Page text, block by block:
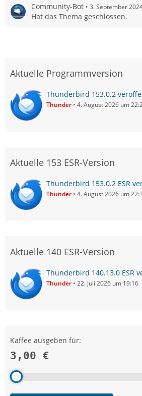
Community-Bot 3. September
Hat das Thema geschlossen.
Aktuelle Programmversion
Thunderbird 153.0.2
Thunder 4. August 2026 um
Aktuelle 153 ESR-Version
Thunderbird 153.0.2 ESR
Thunder 4. August 2026 um
Aktuelle 140 ESR-Version
Thunderbird 140.13.0 ESR
Thunder 22. Juli 2026 um 19:16
Kaffee ausgeben für:
3,00 €